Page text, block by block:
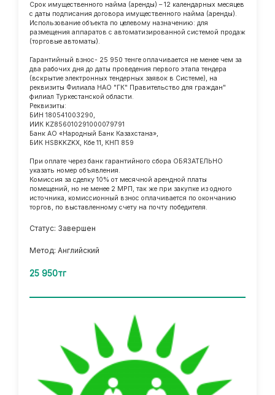
Срок имущественного найма (аренды) – 12 календарных месяцев
с даты подписания договора имущественного найма (аренды).
Использование объекта по целевому назначению: для
размещения аппаратов с автоматизированной системой продаж
(торговые автоматы).
Гарантийный взнос- 25 950 тенге оплачивается не менее чем за
два рабочих дня до даты проведения первого этапа тендера
(вскрытие электронных тендерных заявок в Системе), на
реквизиты Филиала НАО "ГК" Правительство для граждан"
филиал Туркестанской области.
Реквизиты:
БИН 180541003290,
ИИК KZ856010291000079791
Банк АО «Народный Банк Казахстана»,
БИК HSBKKZKX, Кбе 11, КНП 859
При оплате через банк гарантийного сбора ОБЯЗАТЕЛЬНО
указать номер объявления.
Комиссия за сделку 10% от месячной арендной платы
помещений, но не менее 2 МРП, так же при закупке из одного
источника, комиссионный взнос оплачивается по окончанию
торгов, по выставленному счету на почту победителя.
Статус: Завершен
Метод: Английский
25 950тг